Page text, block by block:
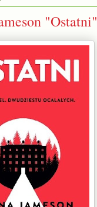
"Ostatni"